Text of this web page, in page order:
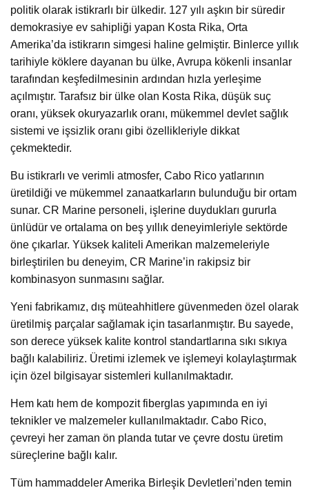
politik olarak istikrarlı bir ülkedir. 127 yılı aşkın bir süredir
demokrasiye ev sahipliği yapan Kosta Rika, Orta
Amerika’da istikrarın simgesi haline gelmiştir. Binlerce yıllık
tarihiyle köklere dayanan bu ülke, Avrupa kökenli insanlar
tarafından keşfedilmesinin ardından hızla yerleşime
açılmıştır. Tarafsız bir ülke olan Kosta Rika, düşük suç
oranı, yüksek okuryazarlık oranı, mükemmel devlet sağlık
sistemi ve işsizlik oranı gibi özellikleriyle dikkat
çekmektedir.
Bu istikrarlı ve verimli atmosfer, Cabo Rico yatlarının
üretildiği ve mükemmel zanaatkarların bulunduğu bir ortam
sunar. CR Marine personeli, işlerine duydukları gururla
ünlüdür ve ortalama on beş yıllık deneyimleriyle sektörde
öne çıkarlar. Yüksek kaliteli Amerikan malzemeleriyle
birleştirilen bu deneyim, CR Marine’in rakipsiz bir
kombinasyon sunmasını sağlar.
Yeni fabrikamız, dış müteahhitlere güvenmeden özel olarak
üretilmiş parçalar sağlamak için tasarlanmıştır. Bu sayede,
son derece yüksek kalite kontrol standartlarına sıkı sıkıya
bağlı kalabiliriz. Üretimi izlemek ve işlemeyi kolaylaştırmak
için özel bilgisayar sistemleri kullanılmaktadır.
Hem katı hem de kompozit fiberglas yapımında en iyi
teknikler ve malzemeler kullanılmaktadır. Cabo Rico,
çevreyi her zaman ön planda tutar ve çevre dostu üretim
süreçlerine bağlı kalır.
Tüm hammaddeler Amerika Birleşik Devletleri’nden temin